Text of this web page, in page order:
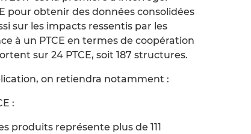
pour obtenir des données consolidées
sur les impacts ressentis par les
à un PTCE en termes de coopération
sur 24 PTCE, soit 187 structures.
on retiendra notamment :
:
produits représente plus de 111